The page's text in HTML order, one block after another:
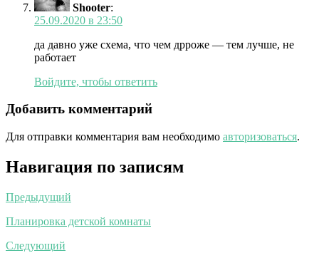
Shooter:
25.09.2020 в 23:50
да давно уже схема, что чем дрроже — тем лучше, не
работает
Войдите, чтобы ответить
Добавить комментарий
Для отправки комментария вам необходимо авторизоваться.
Навигация по записям
Предыдущий
Планировка детской комнаты
Следующий